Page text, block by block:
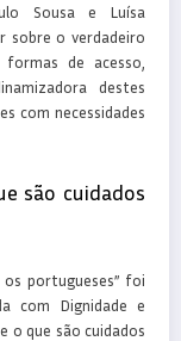
Sousa e Luísa
sobre o verdadeiro
de acesso,
destes
com necessidades
são cuidados
portugueses” foi
com Dignidade e
o que são cuidados